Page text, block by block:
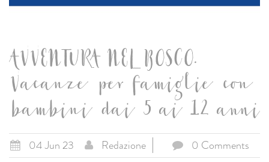
AVVENTURA NEL BOSCO.
Vacanze per famiglie con
bambini dai 5 ai 12 anni
04 Jun 23 Redazione
0 Comments